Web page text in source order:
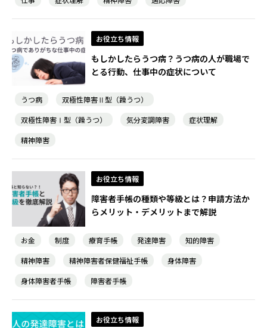
お役立ち情報
もしかしたらうつ病？うつ病の人が職場で
とる行動、仕事中の症状について
うつ病
双極性障害Ⅱ型（躁うつ）
双極性障害Ⅰ型（躁うつ）
気分変調障害
症状理解
精神障害
お役立ち情報
障害者手帳の種類や等級とは？申請方法か
らメリット・デメリットまで解説
お金 制度 療育手帳 発達障害
知的障害
精神障害
精神障害者保健福祉手帳
身体障害
身体障害者手帳
障害者手帳
お役立ち情報